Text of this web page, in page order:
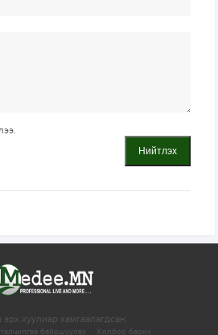
Нийтлэх
эрх хуулиар хамгаалагдсан.
байршуулах Холбоо барих